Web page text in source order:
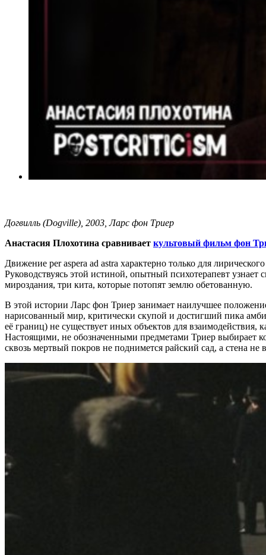
Догвилль (Dogville), 2003, Ларс фон Триер
Анастасия Плохотина сравнивает культовый фильм фон
Движение per aspera ad astra характерно только для
Руководствуясь этой истиной, опытный психотерапевт узнает
мироздания, три кита, которые потопят землю обетованную.
В этой истории Ларс фон Триер занимает наилучшее
нарисованный мир, критически скупой и достигший пика
её границ) не существует иных объектов для
Настоящими, не обозначенными предметами Триер выбирает
сквозь мертвый покров не поднимется райский сад, а стена не